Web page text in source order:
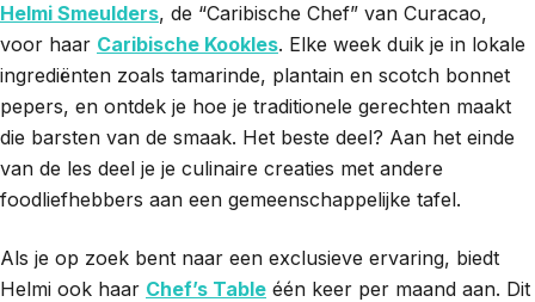
Helmi Smeulders, de “Caribische Chef” van Curacao,
voor haar Caribische Kookles. Elke week duik je in lokale
ingrediënten zoals tamarinde, plantain en scotch bonnet
pepers, en ontdek je hoe je traditionele gerechten maakt
die barsten van de smaak. Het beste deel? Aan het einde
van de les deel je je culinaire creaties met andere
foodliefhebbers aan een gemeenschappelijke tafel.
Als je op zoek bent naar een exclusieve ervaring, biedt
Helmi ook haar Chef’s Table één keer per maand aan. Dit